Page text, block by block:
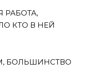
РАБОТА,
КТО В НЕЙ
БОЛЬШИНСТВО